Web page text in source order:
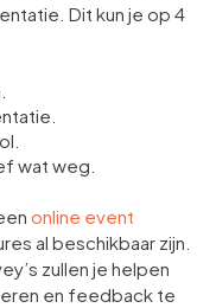
Dit kun je op 4
wat weg.
online event
al beschikbaar zijn.
zullen je helpen
en feedback te